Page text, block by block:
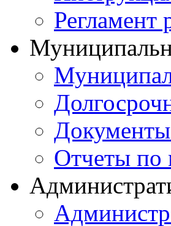
Регламент
Документы
Отчеты по